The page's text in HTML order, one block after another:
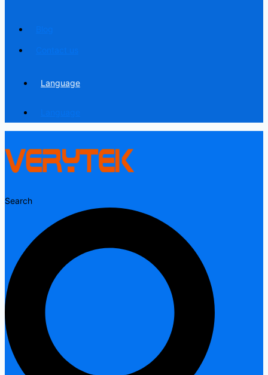
Language
Search